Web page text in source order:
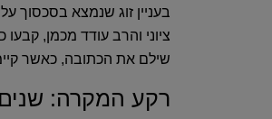
בעניין זוג שנמצא בסכסוך על
ציוני והרב עודד מכמן‏,‏
שילם את הכתובה‏,‏ כאשר
רקע המקרה‏:‏ שנים